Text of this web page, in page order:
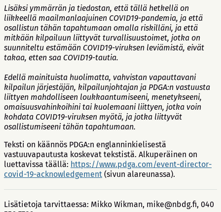
Lisäksi ymmärrän ja tiedostan, että tällä hetkellä on
liikkeellä maailmanlaajuinen COVID19-pandemia, ja että
osallistun tähän tapahtumaan omalla riskilläni, ja että
mitkään kilpailuun liittyvät turvallisuustoimet, jotka on
suunniteltu estämään COVID19-viruksen leviämistä, eivät
takaa, etten saa COVID19-tautia.
Edellä mainituista huolimatta, vahvistan vapauttavani
kilpailun järjestäjän, kilpailunjohtajan ja PDGA:n vastuusta
liittyen mahdolliseen loukkaantumiseeni, menetykseeni,
omaisuusvahinkoihini tai kuolemaani liittyen, jotka voin
kohdata COVID19-viruksen myötä, ja jotka liittyvät
osallistumiseeni tähän tapahtumaan.
Teksti on käännös PDGA:n englanninkielisestä
vastuuvapautusta koskevat tekstistä. Alkuperäinen on
luettavissa täällä: https://www.pdga.com/event-director-
covid-19-acknowledgement (sivun alareunassa).
Lisätietoja tarvittaessa: Mikko Wikman, mike@nbdg.fi, 040